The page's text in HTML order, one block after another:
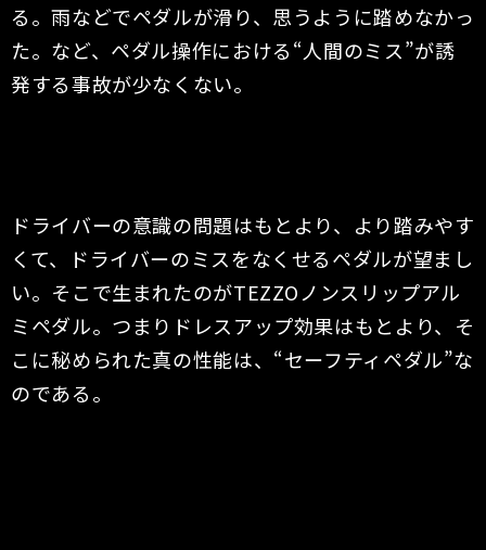
る。雨などでペダルが滑り、思うように踏めなかっ
た。など、ペダル操作における“人間のミス”が誘
発する事故が少なくない。
ドライバーの意識の問題はもとより、より踏みやす
くて、ドライバーのミスをなくせるペダルが望まし
い。そこで生まれたのがTEZZOノンスリップアル
ミペダル。つまりドレスアップ効果はもとより、そ
こに秘められた真の性能は、“セーフティペダル”な
のである。